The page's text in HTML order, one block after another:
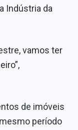
Indústria da
vamos ter
de imóveis
período